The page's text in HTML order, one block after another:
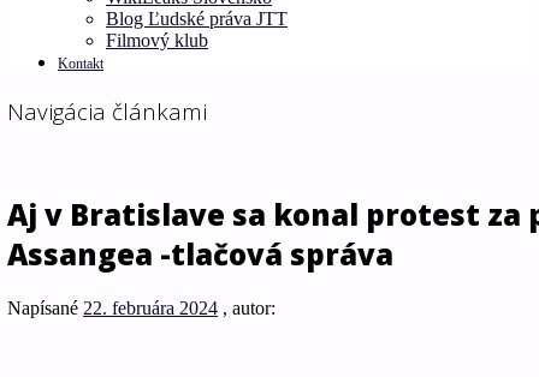
Blog Ľudské práva JTT
Filmový klub
Kontakt
Navigácia článkami
Aj v Bratislave sa konal protest za
Assangea -tlačová správa
Napísané 22. februára 2024 , autor: